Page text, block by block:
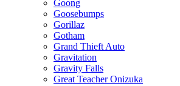
Goong
Goosebumps
Gorillaz
Gotham
Grand Thieft Auto
Gravitation
Gravity Falls
Great Teacher Onizuka